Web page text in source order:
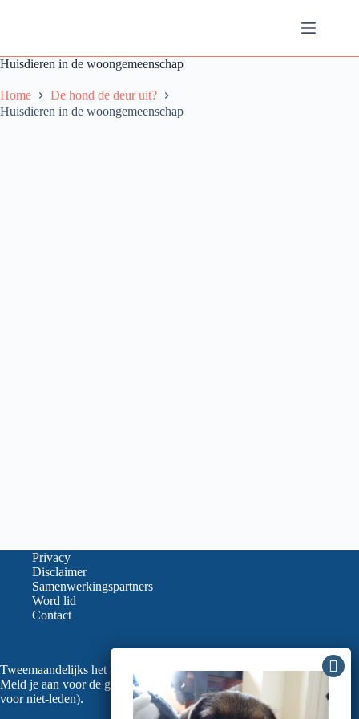
Huisdieren in de woongemeenschap
Home
De hond de deur uit?
Huisdieren in de woongemeenschap
Privacy
Disclaimer
Samenwerkingspartners
Word lid
Contact
Tweemaandelijks het laatste nieuws in je mailbox?
Meld je aan voor de gratis nieuwsbrief van de LVGO (ook
voor niet-leden).